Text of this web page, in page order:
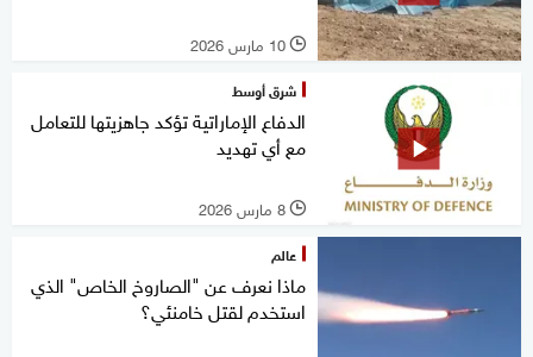
l 10 مارس 2026
شرق أوسط
الدفاع الإماراتية تؤكد جاهزيتها للتعامل
مع أي تهديد
l 8 مارس 2026
عالم
ماذا نعرف عن "الصاروخ الخاص" الذي
استخدم لقتل خامنئي؟